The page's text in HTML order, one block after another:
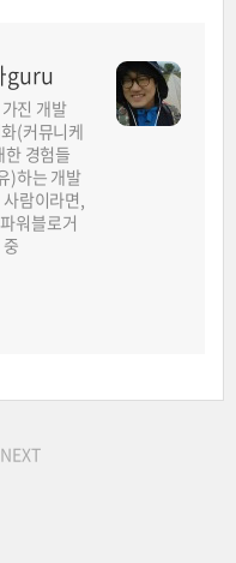
guru
진 개발
(커뮤니케
경험들
)하는 개발
람이라면,
워블로거
NEXT